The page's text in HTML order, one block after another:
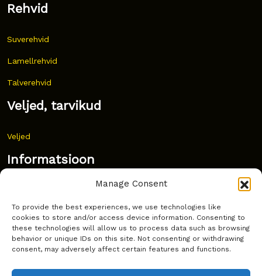
Manage Consent
To provide the best experiences, we use technologies like
cookies to store and/or access device information. Consenting to
these technologies will allow us to process data such as browsing
behavior or unique IDs on this site. Not consenting or withdrawing
consent, may adversely affect certain features and functions.
Rehvid
Suverehvid
Lamellrehvid
Talverehvid
Veljed, tarvikud
Veljed
Informatsioon
Korduma kippuvad küsimused
Kust osta?
Küpsiste poliitika